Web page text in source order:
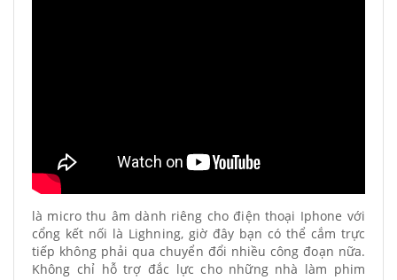
là micro thu âm dành riêng cho điện thoại Iphone với
cổng kết nối là Lighning, giờ đây bạn có thể cắm trực
tiếp không phải qua chuyển đổi nhiều công đoạn nữa.
Không chỉ hỗ trợ đắc lực cho những nhà làm phim